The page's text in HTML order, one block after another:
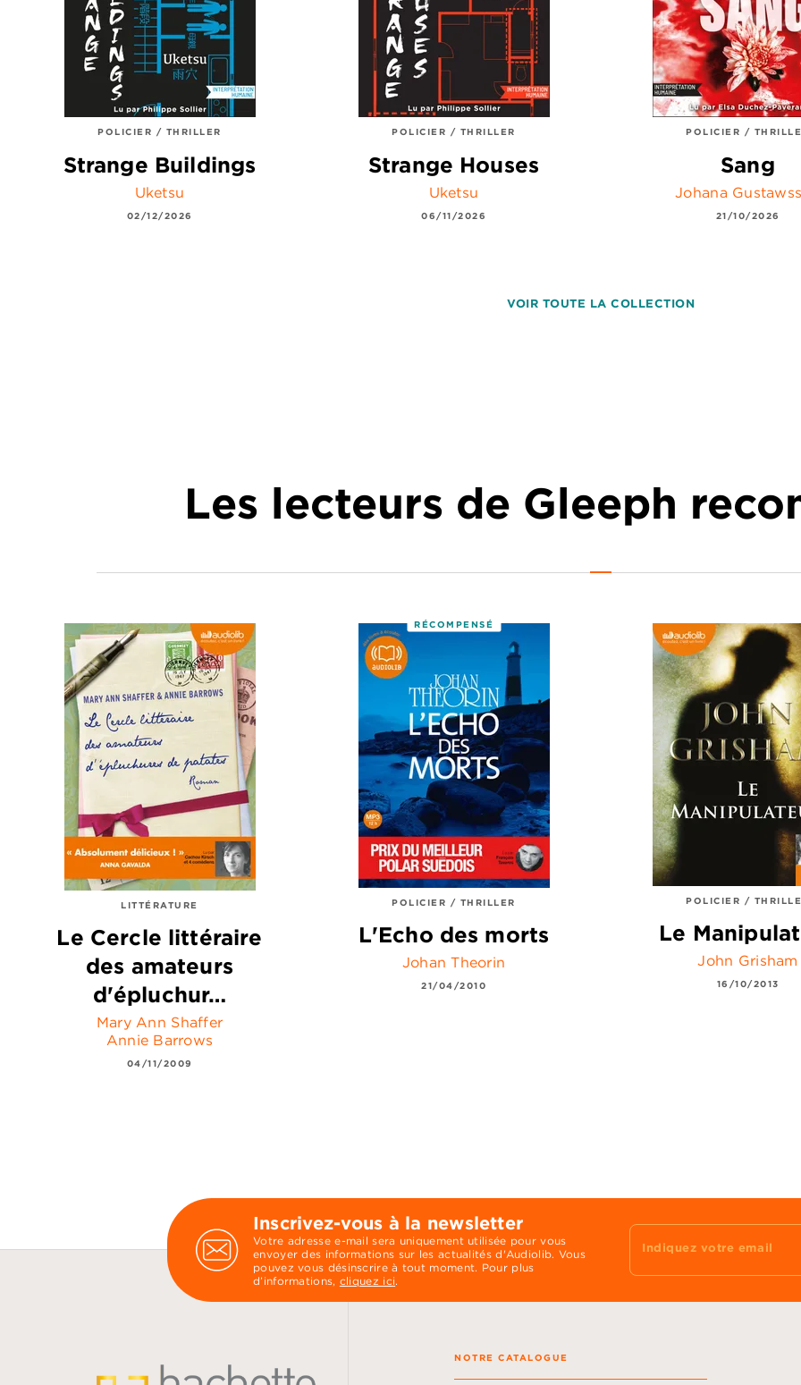
POLICIER / THRILLER
Strange Buildings
Uketsu
02/12/2026
POLICIER / THRILLER
Strange Houses
Uketsu
06/11/2026
POLICIER /
Sang
Johana
21/10/2026
VOIR TOUTE LA COLLECTION
Les lecteurs de Gleeph
LITTÉRATURE
Le Cercle littéraire
des amateurs
d'épluchur…
Mary Ann Shaffer
Annie Barrows
04/11/2009
RÉCOMPENSÉ
POLICIER / THRILLER
L'Echo des morts
Johan Theorin
21/04/2010
POLICIER /
Le
John Grisham
16/10/2013
Inscrivez-vous à la newsletter
Votre adresse e-mail sera uniquement utilisée pour vous
envoyer des informations sur les actualités d'Audiolib. Vous
pouvez vous désinscrire à tout moment. Pour plus
d’informations, cliquez ici.
Indiquez votre email
NOTRE CATALOGUE